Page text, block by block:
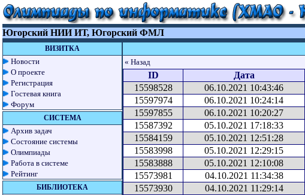
Югорский НИИ ИТ, Югорский ФМЛ
ВИЗИТКА
Новости
О проекте
Регистрация
Гостевая книга
Форум
СИСТЕМА
Архив задач
Состояние системы
Олимпиады
Работа в системе
Рейтинг
БИБЛИОТЕКА
« Назад
ID Дата
15598528
06.10.2021 10:43:46
15597974
06.10.2021 10:24:14
15597855
06.10.2021 10:20:27
15587392
05.10.2021 17:18:33
15584159
05.10.2021 12:51:28
15583998
05.10.2021 12:29:15
15583888
05.10.2021 12:10:08
15573981
04.10.2021 11:34:38
15573930
04.10.2021 11:29:14